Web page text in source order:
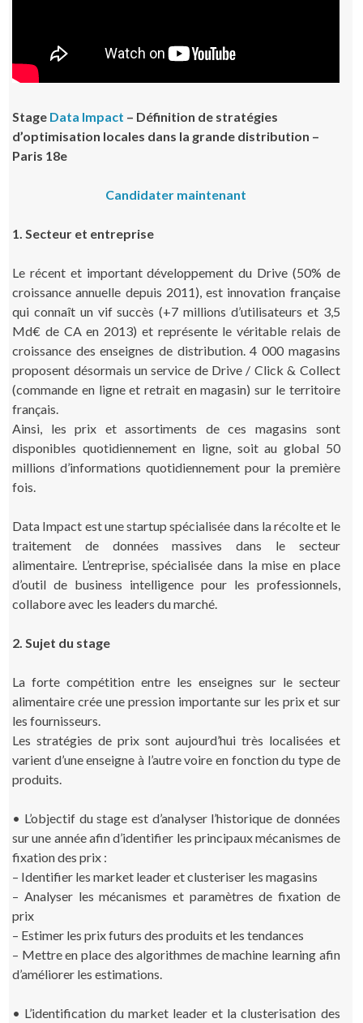
Stage Data Impact – Définition de stratégies
d’optimisation locales dans la grande distribution –
Paris 18e
Candidater maintenant
1. Secteur et entreprise
Le récent et important développement du Drive (50% de
croissance annuelle depuis 2011), est innovation française
qui connaît un vif succès (+7 millions d’utilisateurs et 3,5
Md€ de CA en 2013) et représente le véritable relais de
croissance des enseignes de distribution. 4 000 magasins
proposent désormais un service de Drive / Click & Collect
(commande en ligne et retrait en magasin) sur le territoire
français.
Ainsi, les prix et assortiments de ces magasins sont
disponibles quotidiennement en ligne, soit au global 50
millions d’informations quotidiennement pour la première
fois.
Data Impact est une startup spécialisée dans la récolte et le
traitement de données massives dans le secteur
alimentaire. L’entreprise, spécialisée dans la mise en place
d’outil de business intelligence pour les professionnels,
collabore avec les leaders du marché.
2. Sujet du stage
La forte compétition entre les enseignes sur le secteur
alimentaire crée une pression importante sur les prix et sur
les fournisseurs.
Les stratégies de prix sont aujourd’hui très localisées et
varient d’une enseigne à l’autre voire en fonction du type de
produits.
• L’objectif du stage est d’analyser l’historique de données
sur une année afin d’identifier les principaux mécanismes de
fixation des prix :
– Identifier les market leader et clusteriser les magasins
– Analyser les mécanismes et paramètres de fixation de
prix
– Estimer les prix futurs des produits et les tendances
– Mettre en place des algorithmes de machine learning afin
d’améliorer les estimations.
• L’identification du market leader et la clusterisation des